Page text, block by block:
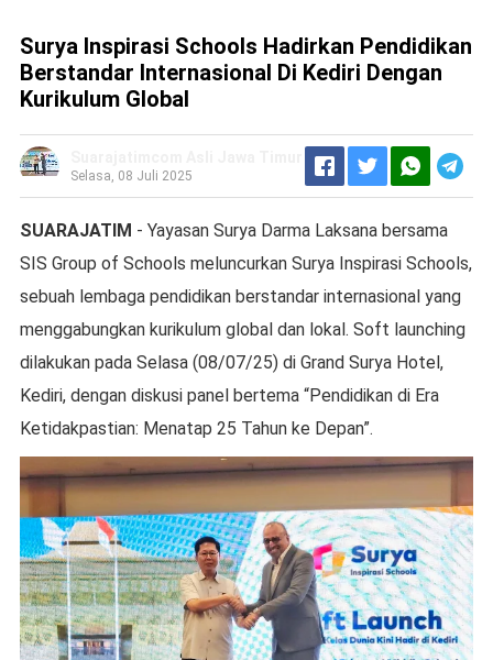
Surya Inspirasi Schools Hadirkan Pendidikan
Berstandar Internasional Di Kediri Dengan
Kurikulum Global
Selasa, 08 Juli 2025
SUARAJATIM - Yayasan Surya Darma Laksana bersama
SIS Group of Schools meluncurkan Surya Inspirasi Schools,
sebuah lembaga pendidikan berstandar internasional yang
menggabungkan kurikulum global dan lokal. Soft launching
dilakukan pada Selasa (08/07/25) di Grand Surya Hotel,
Kediri, dengan diskusi panel bertema “Pendidikan di Era
Ketidakpastian: Menatap 25 Tahun ke Depan”.